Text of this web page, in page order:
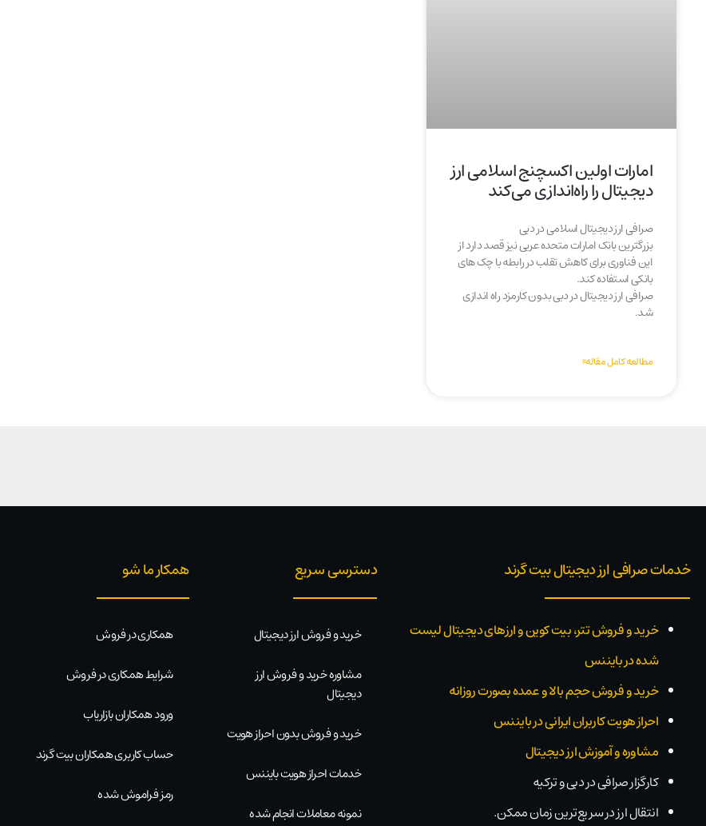
امارات اولین اکسچنج اسلامی ارز
دیجیتال را راه‌اندازی می‌کند
صرافی ارز دیجیتال اسلامی در دبی
بزرگترین بانک امارات متحده عربی نیز قصد دارد از
این فناوری برای کاهش تقلب در رابطه با چک های
بانکی استفاده کند.
صرافی ارز دیجیتال در دبی بدون کارمزد راه اندازی
شد.
مطالعه کامل مقاله»
خدمات صرافی ارز دیجیتال بیت گرند
خرید و فروش تتر، بیت کوین و ارزهای دیجیتال لیست
شده در بایننس
خرید و فروش حجم بالا و عمده بصورت روزانه
احراز هویت کاربران ایرانی در بایننس
مشاوره و آموزش ارز دیجیتال
کارگزار صرافی در دبی و ترکیه
انتقال ارز در سریع‌ترین زمان ممکن.
دسترسی سریع
خرید و فروش ارز دیجیتال
مشاوره خرید و فروش ارز
دیجیتال
خرید و فروش بدون احراز هویت
خدمات احراز هویت بایننس
نمونه معاملات انجام شده
همکار ما شو
همکاری در فروش
شرایط همکاری در فروش
ورود همکاران بازاریاب
حساب کاربری همکاران بیت گرند
رمز فراموش شده